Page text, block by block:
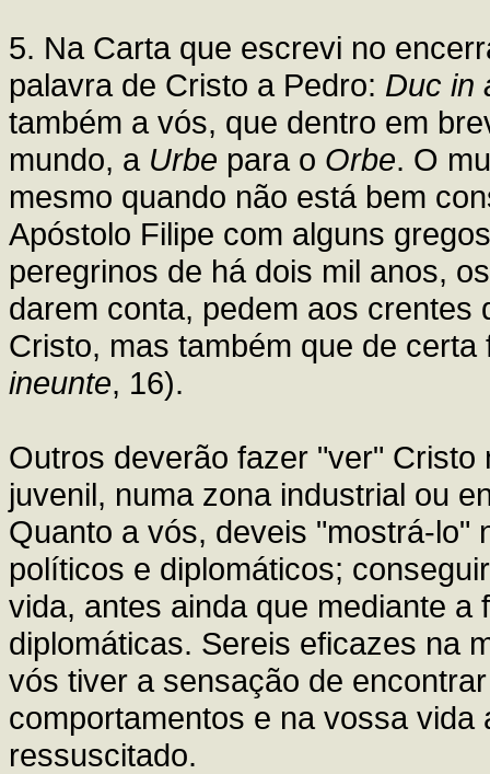
5. Na Carta que escrevi no
palavra de Cristo a Pedro: Duc in
também a vós, que dentro em
mundo, a Urbe para o Orbe. O
mesmo quando não está bem
Apóstolo Filipe com alguns
peregrinos de há dois mil anos,
darem conta, pedem aos crentes
Cristo, mas também que de
ineunte, 16).
Outros deverão fazer "ver"
juvenil, numa zona industrial ou
Quanto a vós, deveis "mostrá-lo"
políticos e diplomáticos;
vida, antes ainda que mediante
diplomáticas. Sereis eficazes na
vós tiver a sensação de
comportamentos e na vossa
ressuscitado.